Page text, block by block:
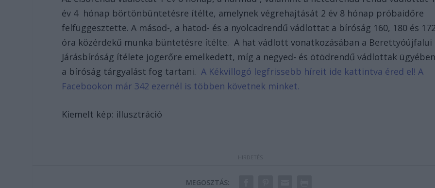
év 4 hónap börtönbüntetésre ítélte, amelynek végrehajtását 2 év 8 hónap próbaidőre
felfüggesztette. A másod-, a hatod- és a nyolcadrendű vádlottat a bíróság 160, 180 és
óra közérdekű munka büntetésre ítélte. A hat vádlott vonatkozásában a Berettyóújfalui
Járásbíróság ítélete jogerőre emelkedett, míg a negyed- és ötödrendű vádlottak
a bíróság tárgyalást fog tartani. A Kékvillogó legfrissebb híreit ide kattintva éred el! A
Facebookon már 342 ezernél is többen követnek minket.
Kiemelt kép: illusztráció
MEGOSZTÁS: